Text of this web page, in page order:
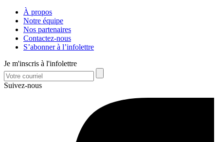
À propos
Notre équipe
Nos partenaires
Contactez-nous
S’abonner à l’infolettre
Je m'inscris à l'infolettre
Suivez-nous